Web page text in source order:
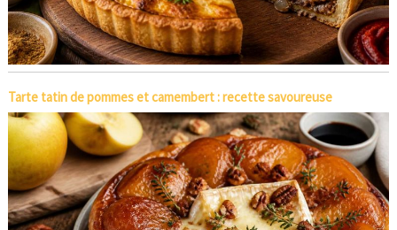
Tarte tatin de pommes et camembert : recette savoureuse